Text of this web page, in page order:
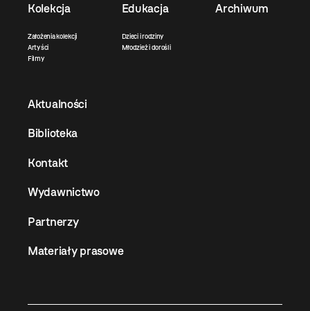
Kolekcja
Założenia kolekcji
Artyści
Filmy
Edukacja
Dzieci i rodziny
Młodzież i dorośli
Archiwum
Aktualności
Biblioteka
Kontakt
Wydawnictwo
Partnerzy
Materiały prasowe